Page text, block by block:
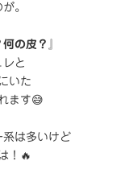
。
何の皮？』
と
いた
ます😅
系は多いけど
！🔥